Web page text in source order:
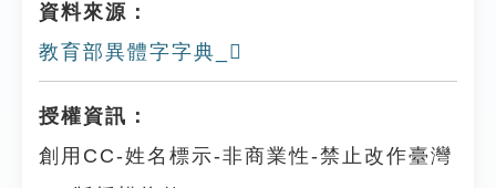
資料來源：
教育部異體字字典_𦊤
授權資訊：
創用CC-姓名標示-非商業性-禁止改作臺灣